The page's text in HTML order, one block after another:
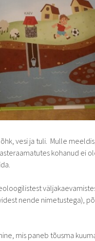
vesi ja tuli. Mulle
kohanud ei
nende nimetustega),
mis paneb tõusma